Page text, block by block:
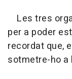
Les tres
per a poder
recordat que,
sotmetre-ho